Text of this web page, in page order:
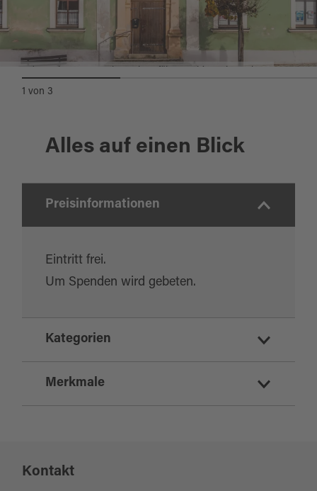
1 von 3
Alles auf einen Blick
Preisinformationen
Eintritt frei.
Um Spenden wird gebeten.
Kategorien
Museen/Sammlungen
Ausflugsziele
Merkmale
für jedes Wetter
Kontakt